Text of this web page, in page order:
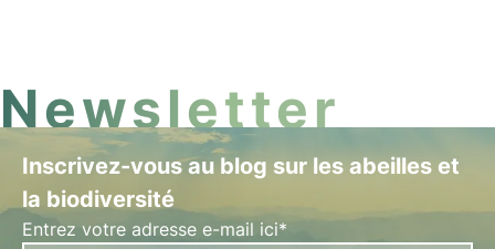
Newsletter
Inscrivez-vous au blog sur les abeilles et
la biodiversité
Entrez votre adresse e-mail ici*